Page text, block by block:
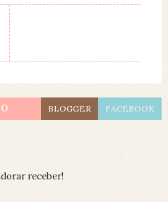
BLOGGER FACEBOOK
receber!